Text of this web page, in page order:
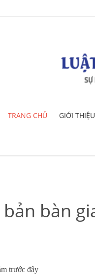
TRANG CHỦ GIỚI THIỆU
bàn
trước đây